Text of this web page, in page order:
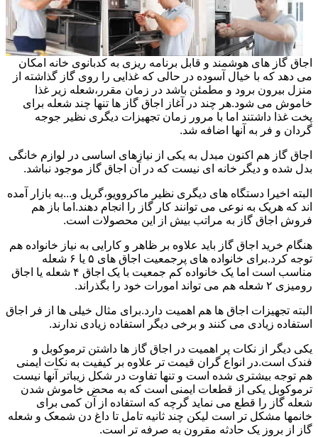
اجاق گاز های هوشمند و قابل برنامه ریزی به کدبانوی خانه امکان
می دهد که با خیال آسوده در حالی که غذایی را روی گاز گذاشته از
منزل بیرون برود و مطمئن باشد در زمان مقرر،شعله زیر غذا
خاموش می شود.هر چند در آغاز اجاق گاز ها تنها چند شعله برای
پخت غذا داشتند اما با مرور زمان تجهیزات دیگری نظیر جوجه
گردان و فر به آنها اضافه شد.
اجاق گاز هم اکنون مبدل به یکی از نیازهای اساسی در لوازم خانگی
بدل شده و دیگر خانه ای نیست که در آن اجاق گاز موجود نباشد.
البته اخیرا دستگاه های دیگری نظیر ماکروویو،گریل و...به بازار آمده
اند که هریک به نوعی می توانند کار گاز را انجام دهند.اما باز هم
فروش اجاق گاز به مراتب بیش از این محصولات است.
هنگام خرید اجاق گاز باید علاوه بر ظاهر و کارایی به نیاز خانواده هم
توجه کرد.برای خانواده های پرجمعیت اجاق های ۵ یا ۶ شعله
مناسب است اما یک خانواده کم جمعیت با یک اجاق ۴ شعله یا اجاق
رومیزی ۲ شعله هم می تواند امورات خود را بگذراند.
البته تجهیزات اجاق ها هم اهمیت دارد.برای مثال خیلی ها از فر اجاق
استفاده زیادی می کنند و برخی دیگر استفاده زیادی ندارند.
یکی دیگر از نکات پر اهمیت در اجاق گاز ها داشتن ترموکوبل و
فندک است.در انواع گران قیمت تر علاوه بر کیفیت به نکات ایمنی
هم توجه بیشتری شده است و تنها تفاوت در شکل زیباتر آنها نیست
ترموکوبل یکی از قطعات ایمنی است که به محض خاموش شدن
شعله گاز را قطع می نماید گرچه که استفاده از آن کمی برای
خانمها مشکل تر است لیکن چند ثانیه تامل تا داغ دن شمعک و شعله
گاز از بروز یک حادثه مقرون به صرفه تر است.